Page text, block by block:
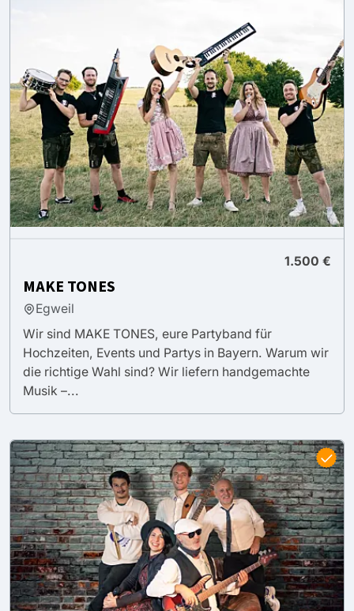
1.500 €
MAKE TONES
Egweil
Wir sind MAKE TONES, eure Partyband für
Hochzeiten, Events und Partys in Bayern. Warum wir
die richtige Wahl sind? Wir liefern handgemachte
Musik –...